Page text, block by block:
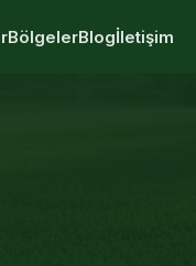
BölgelerBlogİletişim